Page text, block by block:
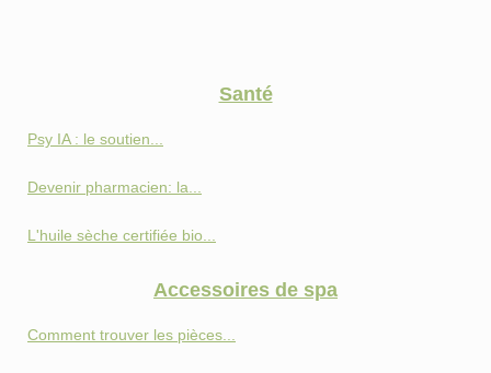
Santé
Psy IA : le soutien...
Devenir pharmacien: la...
L'huile sèche certifiée bio...
Accessoires de spa
Comment trouver les pièces...